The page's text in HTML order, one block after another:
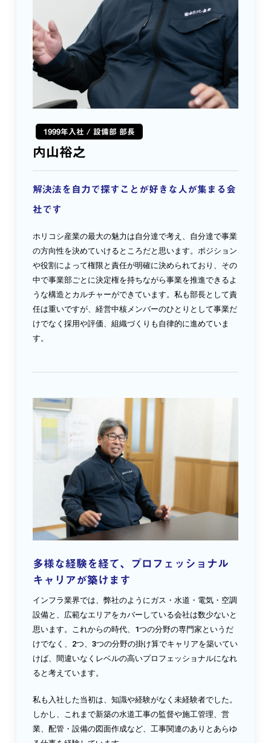
1999年入社 / 設備部 部長
内山裕之
解決法を自力で探すことが好きな人が集まる会
社です
ホリコシ産業の最大の魅力は自分達で考え、自分達で事業
の方向性を決めていけるところだと思います。ポジション
や役割によって権限と責任が明確に決められており、その
中で事業部ごとに決定権を持ちながら事業を推進できるよ
うな構造とカルチャーができています。私も部長として責
任は重いですが、経営中核メンバーのひとりとして事業だ
けでなく採用や評価、組織づくりも自律的に進めていま
す。
多様な経験を経て、プロフェッショナル
キャリアが築けます
インフラ業界では、弊社のようにガス・水道・電気・空調
設備と、広範なエリアをカバーしている会社は数少ないと
思います。これからの時代、1つの分野の専門家というだ
けでなく、2つ、3つの分野の掛け算でキャリアを築いてい
けば、間違いなくレベルの高いプロフェッショナルになれ
ると考えています。
私も入社した当初は、知識や経験がなく未経験者でした。
しかし、これまで新築の水道工事の監督や施工管理、営
業、配管・設備の図面作成など、工事関連のありとあらゆ